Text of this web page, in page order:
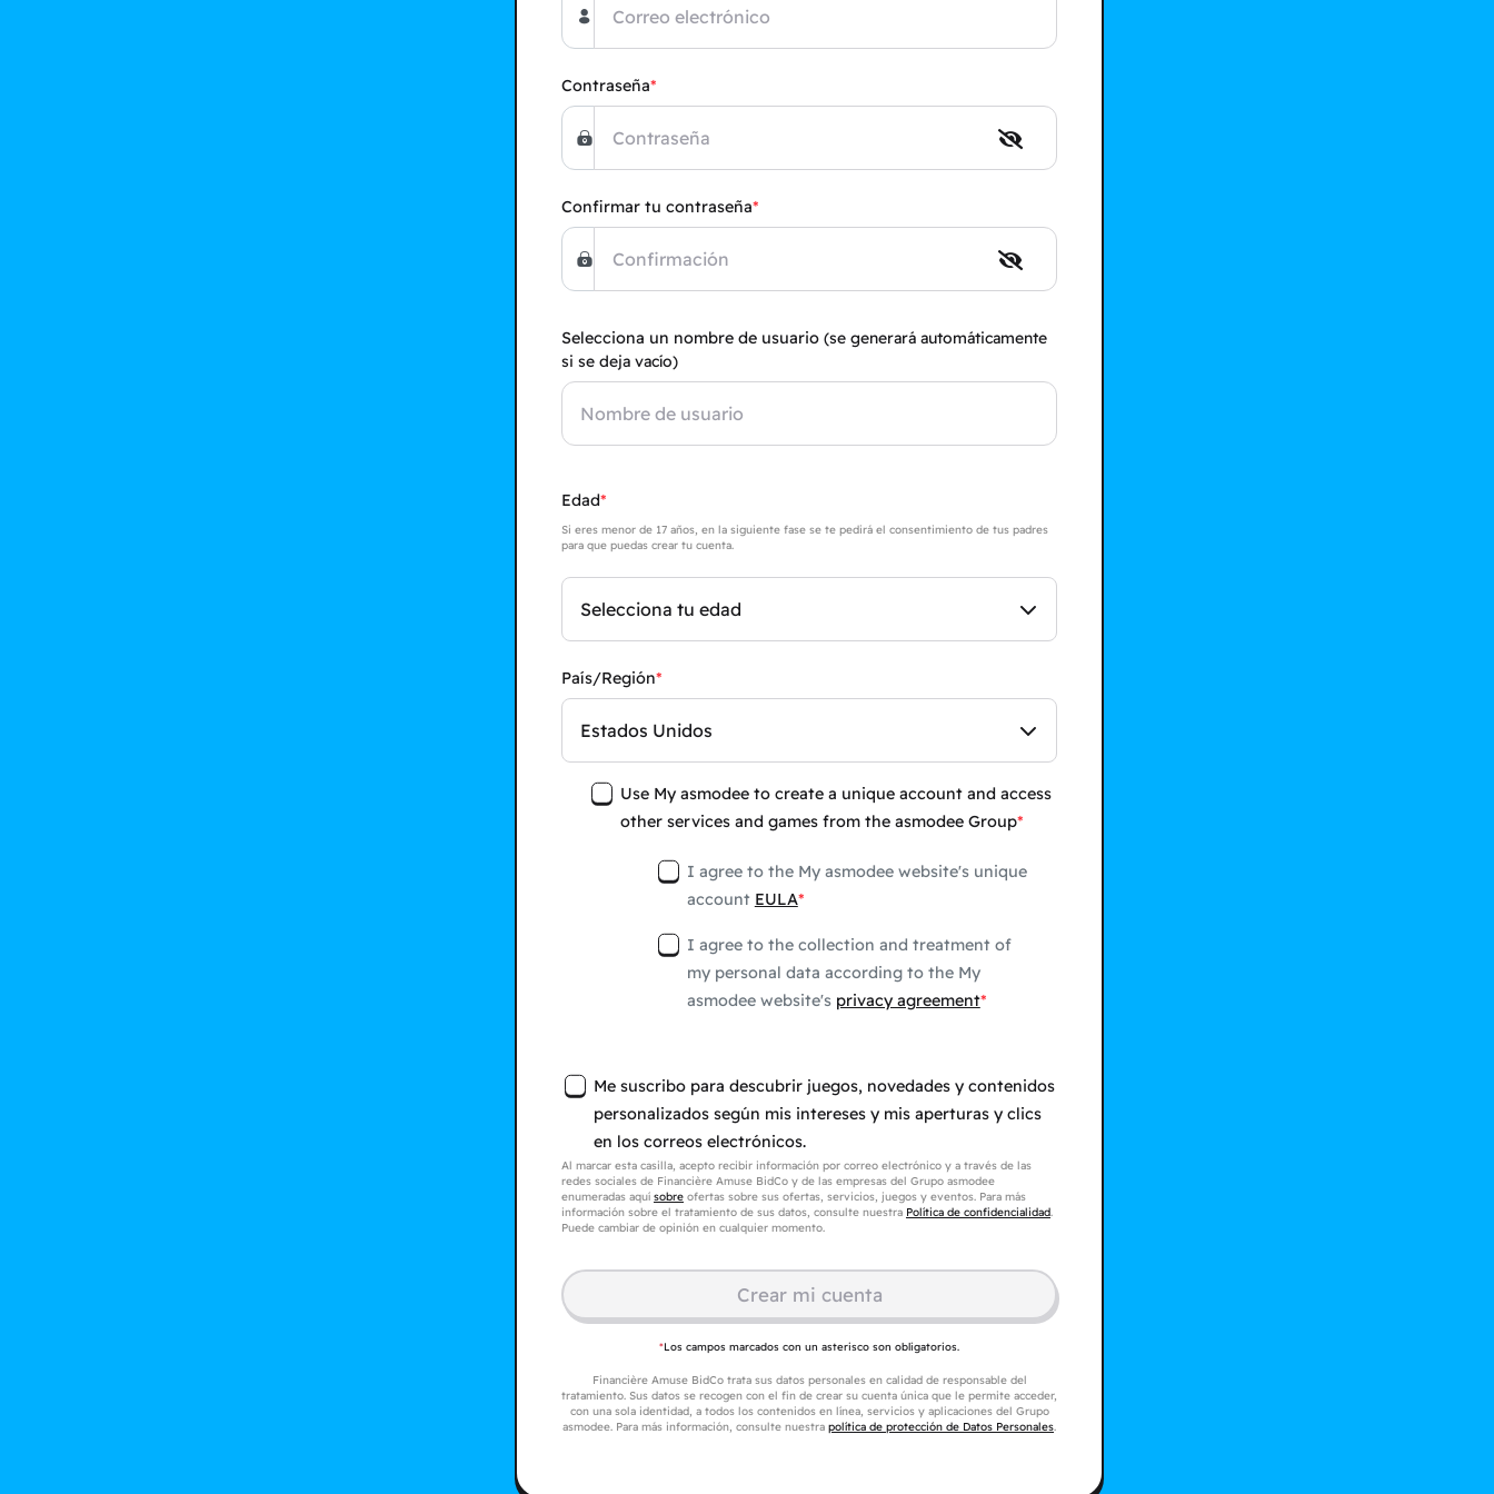
Contraseña
Confirmar tu contraseña
Selecciona un nombre de usuario (se generará automáticamente
si se deja vacío)
Edad
Si eres menor de 17 años, en la siguiente fase se te pedirá el consentimiento de tus padres
para que puedas crear tu cuenta.
Selecciona tu edad
País/Región
Estados Unidos
Use My asmodee to create a unique account and access
other services and games from the asmodee Group
I agree to the My asmodee website's unique
account EULA
I agree to the collection and treatment of
my personal data according to the My
asmodee website's privacy agreement
Me suscribo para descubrir juegos, novedades y contenidos
personalizados según mis intereses y mis aperturas y clics
en los correos electrónicos.
Al marcar esta casilla, acepto recibir información por correo electrónico y a través de las
redes sociales de Financière Amuse BidCo y de las empresas del Grupo asmodee
enumeradas aquí sobre ofertas sobre sus ofertas, servicios, juegos y eventos. Para más
información sobre el tratamiento de sus datos, consulte nuestra Política de confidencialidad.
Puede cambiar de opinión en cualquier momento.
Crear mi cuenta
*Los campos marcados con un asterisco son obligatorios.
Financière Amuse BidCo trata sus datos personales en calidad de responsable del
tratamiento. Sus datos se recogen con el fin de crear su cuenta única que le permite acceder,
con una sola identidad, a todos los contenidos en línea, servicios y aplicaciones del Grupo
asmodee. Para más información, consulte nuestra política de protección de Datos Personales.